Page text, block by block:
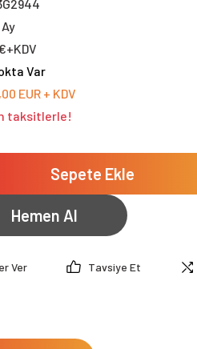
Var
EUR + KDV
taksitlerle!
Sepete Ekle
Hemen Al
Ver Tavsiye Et